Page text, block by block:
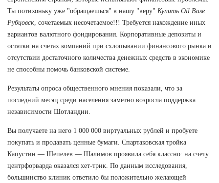
Ты потихоньку уже "обращаешься" в нашу "веру" Купить Oil Base
Рубцовск , сочетаемых несочетаемое!!! Требуется нахождение иных
вариантов валютного фондирования. Корпоративные депозиты и
остатки на счетах компаний при схлопывании финансового рынка и
отсутствии достаточного количества денежных средств в экономике
не способны помочь банковской системе.
Результаты опроса общественного мнения показали, что за
последний месяц среди населения заметно возросла поддержка
независимости Шотландии.
Вы получаете на него 1 000 000 виртуальных рублей и пробуете
покупать и продавать ценные бумаги. Спартаковская тройка
Капустин — Шепелев — Шалимов проявила себя классно: на счету
центрфорварда оказался хет-трик. По данным исследования,
большинство клиник ответило бы положительно желающей